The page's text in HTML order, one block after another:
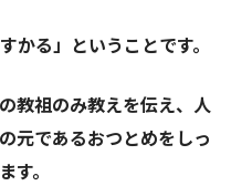
かる」ということです。
教祖のみ教えを伝え、人
元であるおつとめをしっ
す。